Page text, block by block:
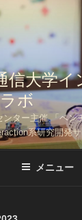
信大学
アラ
ター主催 「ベン
系研究開発
メニュー